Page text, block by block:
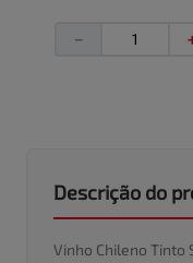
－
Descrição do
Vinho Chileno Tinto